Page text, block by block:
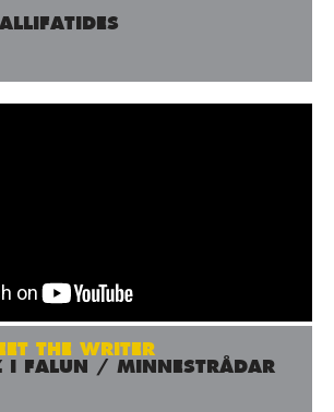
THE WRITER
I FALUN / MINNESTRÅDAR